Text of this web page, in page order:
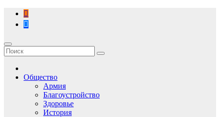
Перейти
содержимому
Общество
Армия
Благоустройство
Здоровье
История